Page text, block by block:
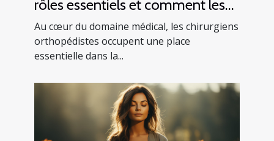
rôles essentiels et comment les
trouver
Au cœur du domaine médical, les chirurgiens
orthopédistes occupent une place
essentielle dans la...